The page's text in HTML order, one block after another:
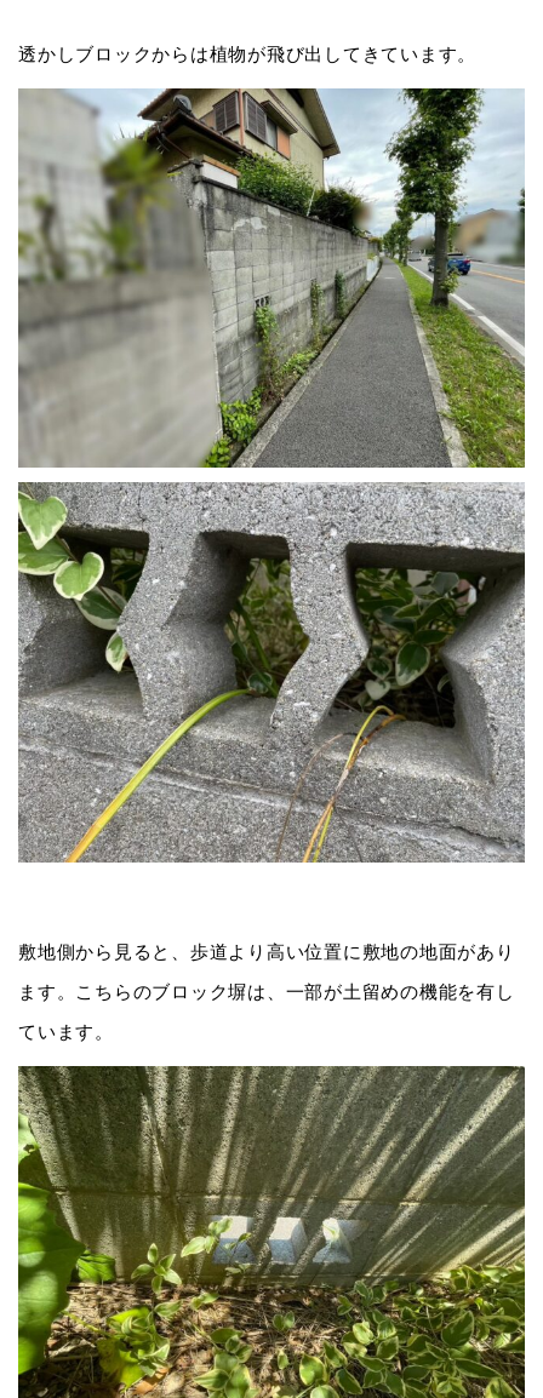
透かしブロックからは植物が飛び出してきています。
敷地側から見ると、歩道より高い位置に敷地の地面があり
ます。こちらのブロック塀は、一部が土留めの機能を有し
ています。